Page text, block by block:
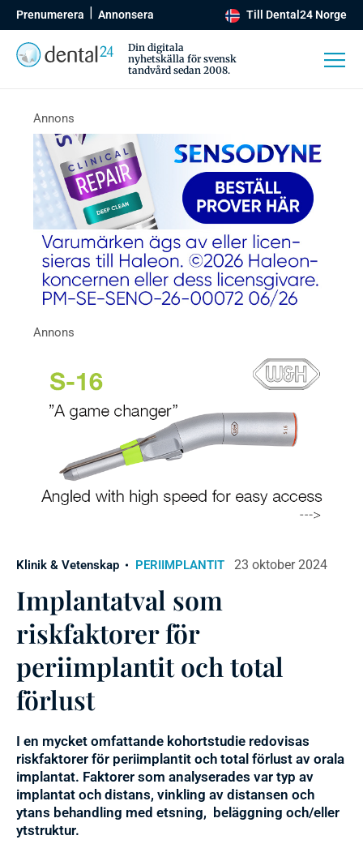
Prenumerera Annonsera Till Dental24 Norge
Din digitala
nyhetskälla för svensk
tandvård sedan 2008.
Klinik & Vetenskap PERIIMPLANTIT 23 oktober 2024
Implantatval som
riskfaktorer för
periimplantit och total
förlust
I en mycket omfattande kohortstudie redovisas
riskfaktorer för periimplantit och total förlust av orala
implantat. Faktorer som analyserades var typ av
implantat och distans, vinkling av distansen och
ytans behandling med etsning, beläggning och/eller
ytstruktur.